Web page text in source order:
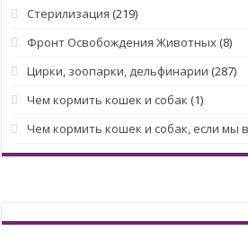
Стерилизация (219)
Фронт Освобождения Животных(8)
Цирки, зоопарки, дельфинарии (287)
Чем кормить кошек и собак (1)
Чем кормить кошек и собак, если мы